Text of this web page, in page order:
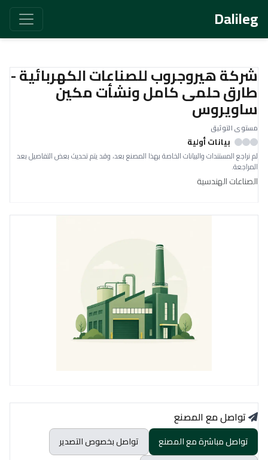
Dalileg
شركة هيروجروب للصناعات الكهربائية -
طارق حلمى كامل ونشأت مكين
ساويروس
مستوى التوثيق
بيانات أولية
لم نراجع المستندات والبيانات الخاصة بهذا المصنع بعد، وقد يتم تحديث بعض التفاصيل بعد
المراجعة.
الصناعات الهندسية
تواصل مع المصنع
تواصل مباشرة مع المصنع
تواصل بخصوص التصدير